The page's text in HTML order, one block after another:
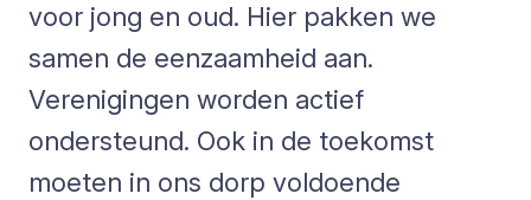
voor jong en oud. Hier pakken we
samen de eenzaamheid aan.
Verenigingen worden actief
ondersteund. Ook in de toekomst
moeten in ons dorp voldoende